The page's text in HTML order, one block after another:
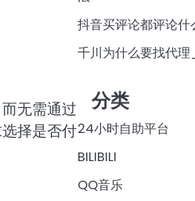
无需通过
择是否付
抖音买评论都评论
千川为什么要找代
分类
24小时自助平台
BILIBILI
QQ音乐